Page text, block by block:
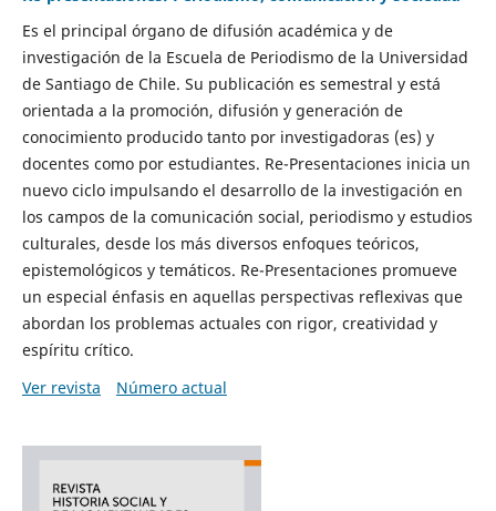
Es el principal órgano de difusión académica y de
investigación de la Escuela de Periodismo de la Universidad
de Santiago de Chile. Su publicación es semestral y está
orientada a la promoción, difusión y generación de
conocimiento producido tanto por investigadoras (es) y
docentes como por estudiantes. Re-Presentaciones inicia un
nuevo ciclo impulsando el desarrollo de la investigación en
los campos de la comunicación social, periodismo y estudios
culturales, desde los más diversos enfoques teóricos,
epistemológicos y temáticos. Re-Presentaciones promueve
un especial énfasis en aquellas perspectivas reflexivas que
abordan los problemas actuales con rigor, creatividad y
espíritu crítico.
Ver revista
Número actual